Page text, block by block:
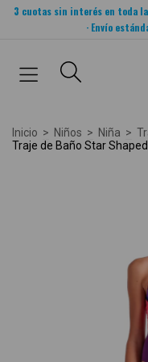
3 cuotas sin interés en toda
· Envío
Inicio > Niños > Niña >
Traje de Baño Star